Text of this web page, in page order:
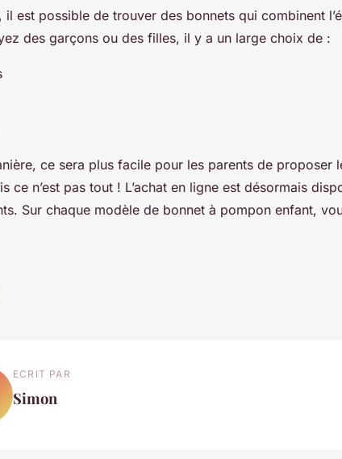
il est possible de trouver des bonnets qui combinent
des garçons ou des filles, il y a un large choix de :
ce sera plus facile pour les parents de proposer
ce n’est pas tout ! L’achat en ligne est désormais
Sur chaque modèle de bonnet à pompon enfant,
ECRIT PAR
Simon